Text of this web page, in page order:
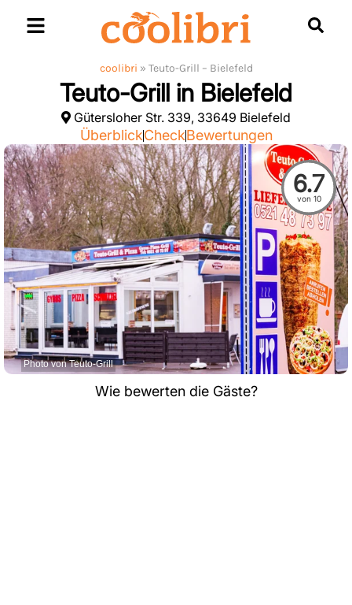
coolibri » Teuto-Grill – Bielefeld
Teuto-Grill in Bielefeld
Gütersloher Str. 339, 33649 Bielefeld
ÜberblickCheckBewertungen
6.7
von 10
Photo von Teuto-Grill
Wie bewerten die Gäste?